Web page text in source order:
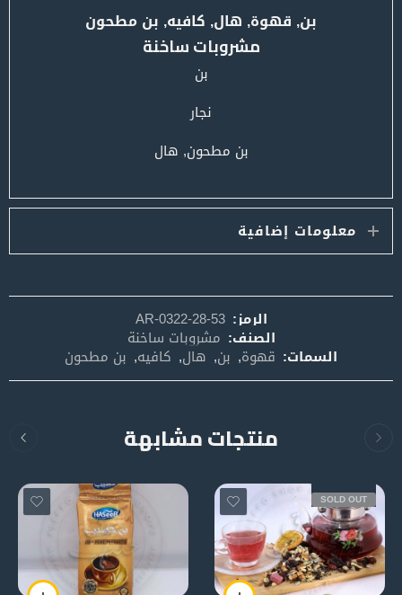
بن, قهوة, هال, كافيه, بن مطحون
مشروبات ساخنة
بن
نجار
بن مطحون, هال
معلومات إضافية
الرمز: AR-0322-28-53
الصنف: مشروبات ساخنة
السمات: قهوة, بن, هال, كافيه, بن مطحون
منتجات مشابهة
SOLD OUT